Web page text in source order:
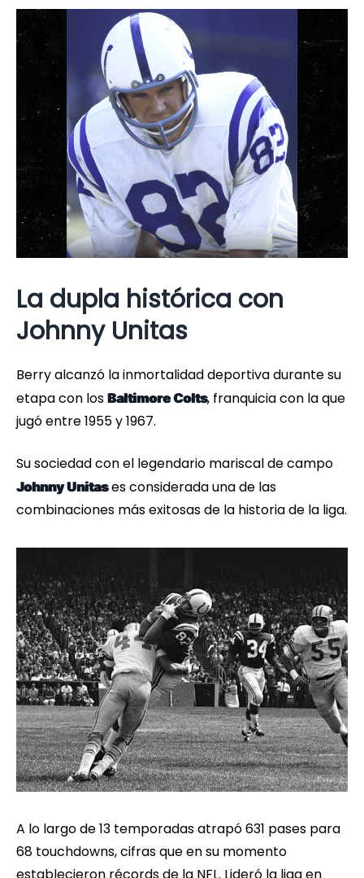
La dupla histórica con
Johnny Unitas
Berry alcanzó la inmortalidad deportiva durante su
etapa con los Baltimore Colts, franquicia con la que
jugó entre 1955 y 1967.
Su sociedad con el legendario mariscal de campo
Johnny Unitases considerada una de las
combinaciones más exitosas de la historia de la liga.
A lo largo de 13 temporadas atrapó 631 pases para
68 touchdowns, cifras que en su momento
establecieron récords de la NFL. Lideró la liga en